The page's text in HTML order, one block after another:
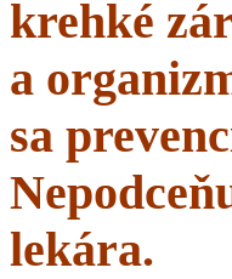
krehké
a
sa
lekára.